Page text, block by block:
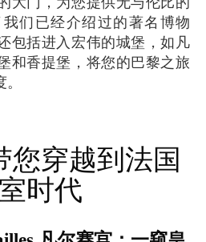
们已经介绍过的著名博物
包括进入宏伟的城堡，如凡
和香提堡，将您的巴黎之旅
时代